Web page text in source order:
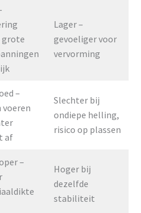
grote
Lager –
gevoeliger voor
vervorming
–
voeren
af
Slechter bij
ondiepe helling,
risico op plassen
–
Hoger bij
dezelfde
stabiliteit